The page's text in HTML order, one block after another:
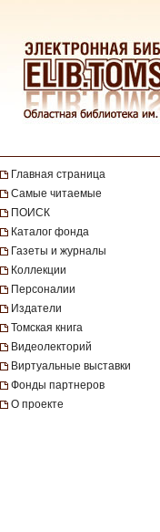
Главная страница
Самые читаемые
ПОИСК
Каталог фонда
Газеты и журналы
Коллекции
Персоналии
Издатели
Томская книга
Видеолекторий
Виртуальные выставки
Фонды партнеров
О проекте